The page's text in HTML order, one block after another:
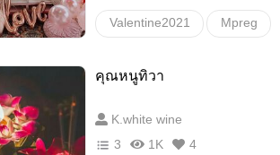
Valentine2021 Mpreg
Feel good
คุณหนูทิวา
K.white wine
3
1K 4